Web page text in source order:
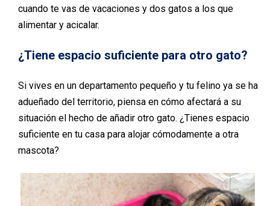
cuando te vas de vacaciones y dos gatos a los que
alimentar y acicalar.
¿Tiene espacio suficiente para otro gato?
Si vives en un departamento pequeño y tu felino ya se ha
adueñado del territorio, piensa en cómo afectará a su
situación el hecho de añadir otro gato. ¿Tienes espacio
suficiente en tu casa para alojar cómodamente a otra
mascota?